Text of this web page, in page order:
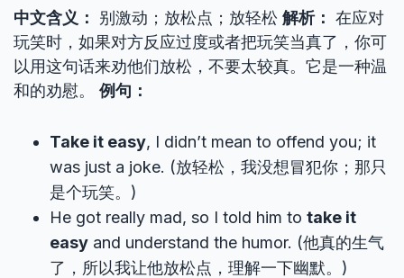
中文含义： 别激动；放松点；放轻松 解析： 在应对
玩笑时，如果对方反应过度或者把玩笑当真了，你可
以用这句话来劝他们放松，不要太较真。它是一种温
和的劝慰。 例句：
Take it easy, I didn’t mean to offend you; it
was just a joke. (放轻松，我没想冒犯你；那只
是个玩笑。)
He got really mad, so I told him to take it
easy and understand the humor. (他真的生气
了，所以我让他放松点，理解一下幽默。)